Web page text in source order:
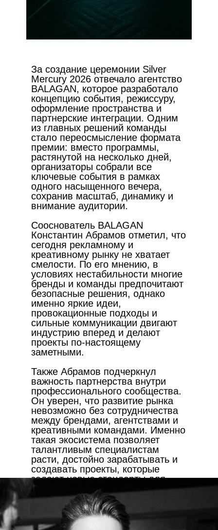
За создание церемонии Silver
Mercury 2026 отвечало агентство
BALAGAN, которое разработало
концепцию события, режиссуру,
оформление пространства и
партнерские интеграции. Одним
из главных решений команды
стало переосмысление формата
премии: вместо программы,
растянутой на несколько дней,
организаторы собрали все
ключевые события в рамках
одного насыщенного вечера,
сохранив масштаб, динамику и
внимание аудитории.
Сооснователь BALAGAN
Константин Абрамов отметил, что
сегодня рекламному и
креативному рынку не хватает
смелости. По его мнению, в
условиях нестабильности многие
бренды и команды предпочитают
безопасные решения, однако
именно яркие идеи,
провокационные подходы и
сильные коммуникации двигают
индустрию вперед и делают
проекты по-настоящему
заметными.
Также Абрамов подчеркнул
важность партнерства внутри
профессионального сообщества.
Он уверен, что развитие рынка
невозможно без сотрудничества
между брендами, агентствами и
креативными командами. Именно
такая экосистема позволяет
талантливым специалистам
расти, достойно зарабатывать и
создавать проекты, которые
задают новые стандарты для
всей индустрии.